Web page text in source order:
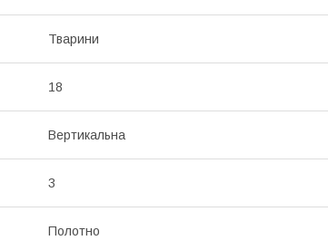
Тварини
18
Вертикальна
3
Полотно